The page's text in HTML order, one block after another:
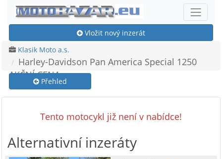
Vložit nový inzerát
Klasik Moto a.s.
Harley-Davidson Pan America Special 1250
AKČNÍ CENA
Přehled
Tento motocykl již není v nabídce!
Alternativní inzeráty